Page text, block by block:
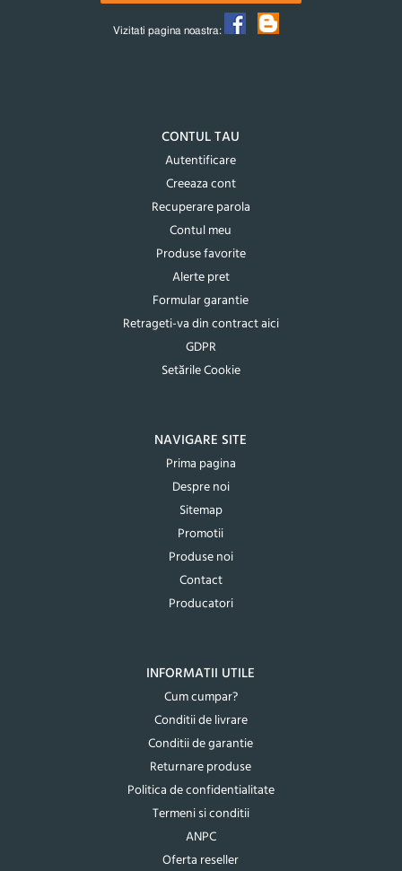
Vizitati pagina noastra:
CONTUL TAU
Autentificare
Creeaza cont
Recuperare parola
Contul meu
Produse favorite
Alerte pret
Formular garantie
Retrageti-va din contract aici
GDPR
Setările Cookie
NAVIGARE SITE
Prima pagina
Despre noi
Sitemap
Promotii
Produse noi
Contact
Producatori
INFORMATII UTILE
Cum cumpar?
Conditii de livrare
Conditii de garantie
Returnare produse
Politica de confidentialitate
Termeni si conditii
ANPC
Oferta reseller